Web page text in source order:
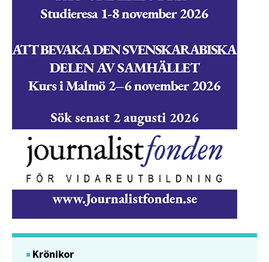
Krönikor